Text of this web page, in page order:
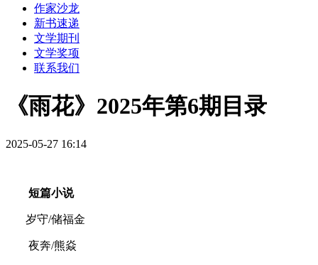
作家沙龙
新书速递
文学期刊
文学奖项
联系我们
《雨花》2025年第6期目录
2025-05-27 16:14
短篇小说
岁守/储福金
夜奔/熊焱